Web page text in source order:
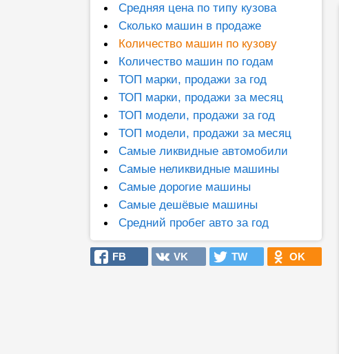
Средняя цена по типу кузова
Сколько машин в продаже
Количество машин по кузову
Количество машин по годам
ТОП марки, продажи за год
ТОП марки, продажи за месяц
ТОП модели, продажи за год
ТОП модели, продажи за месяц
Самые ликвидные автомобили
Самые неликвидные машины
Самые дорогие машины
Самые дешёвые машины
Средний пробег авто за год
FB VK TW OK